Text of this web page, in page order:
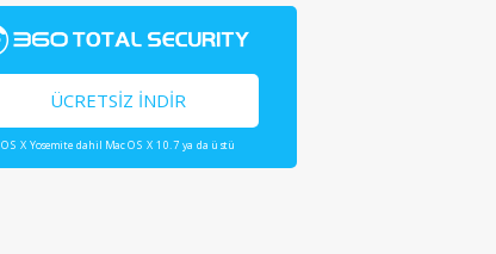
ÜCRETSIZ İNDIR
OS X Yosemite dahil Mac OS X 10.7 ya da üstü